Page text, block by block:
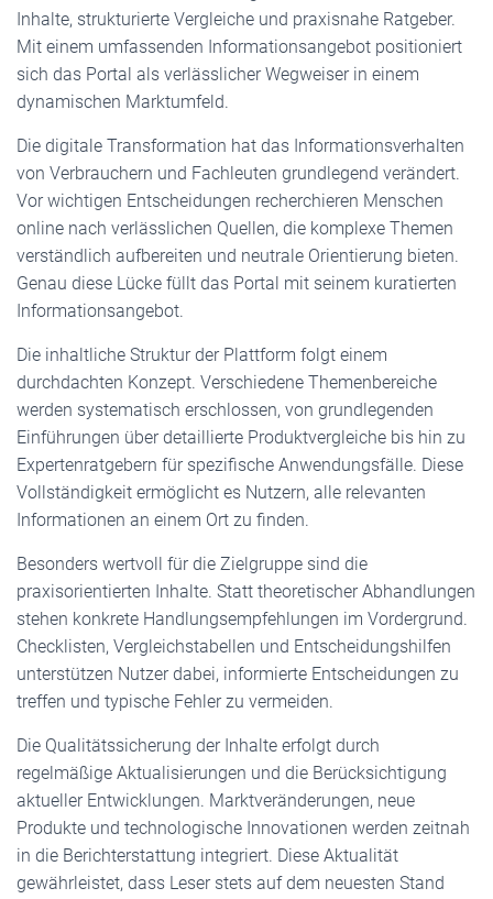
Inhalte, strukturierte Vergleiche und praxisnahe Ratgeber.
Mit einem umfassenden Informationsangebot positioniert
sich das Portal als verlässlicher Wegweiser in einem
dynamischen Marktumfeld.
Die digitale Transformation hat das Informationsverhalten
von Verbrauchern und Fachleuten grundlegend verändert.
Vor wichtigen Entscheidungen recherchieren Menschen
online nach verlässlichen Quellen, die komplexe Themen
verständlich aufbereiten und neutrale Orientierung bieten.
Genau diese Lücke füllt das Portal mit seinem kuratierten
Informationsangebot.
Die inhaltliche Struktur der Plattform folgt einem
durchdachten Konzept. Verschiedene Themenbereiche
werden systematisch erschlossen, von grundlegenden
Einführungen über detaillierte Produktvergleiche bis hin zu
Expertenratgebern für spezifische Anwendungsfälle. Diese
Vollständigkeit ermöglicht es Nutzern, alle relevanten
Informationen an einem Ort zu finden.
Besonders wertvoll für die Zielgruppe sind die
praxisorientierten Inhalte. Statt theoretischer Abhandlungen
stehen konkrete Handlungsempfehlungen im Vordergrund.
Checklisten, Vergleichstabellen und Entscheidungshilfen
unterstützen Nutzer dabei, informierte Entscheidungen zu
treffen und typische Fehler zu vermeiden.
Die Qualitätssicherung der Inhalte erfolgt durch
regelmäßige Aktualisierungen und die Berücksichtigung
aktueller Entwicklungen. Marktveränderungen, neue
Produkte und technologische Innovationen werden zeitnah
in die Berichterstattung integriert. Diese Aktualität
gewährleistet, dass Leser stets auf dem neuesten Stand